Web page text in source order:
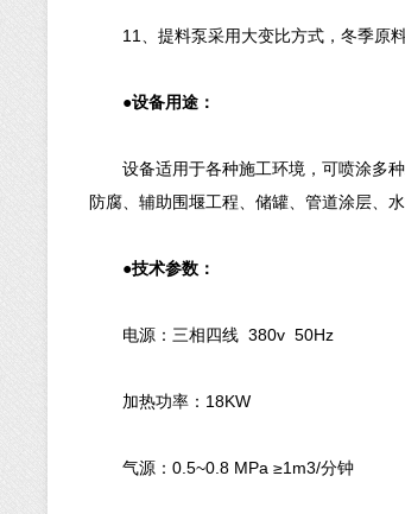
11、提料泵采用大变比方式，冬季原料
●设备用途：
设备适用于各种施工环境，可喷涂多种
防腐、辅助围堰工程、储罐、管道涂层、
●技术参数：
电源：三相四线 380v 50Hz
加热功率：18KW
气源：0.5~0.8 MPa ≥1m3/分钟